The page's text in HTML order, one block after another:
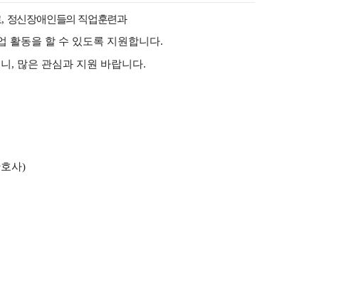
, 정신장애인들의 직업훈련과
활동을 할 수 있도록 지원합니다.
, 많은 관심과 지원 바랍니다.
사)